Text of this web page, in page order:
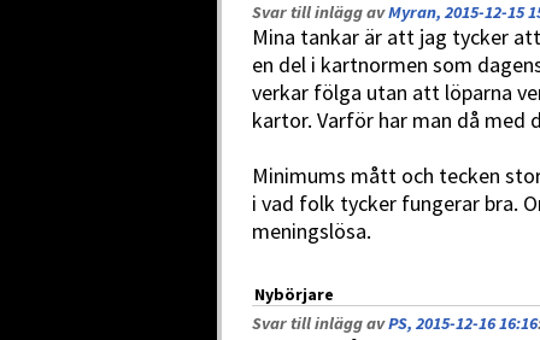
Svar till inlägg avMyran, 2015-12-15
Mina tankar är att jag tycker
en del i kartnormen som
verkar fölga utan att löparna
kartor. Varför har man då med
Minimums mått och tecken
i vad folk tycker fungerar bra.
meningslösa.
Nybörjare
Svar till inlägg avPS, 2015-12-16 16:16